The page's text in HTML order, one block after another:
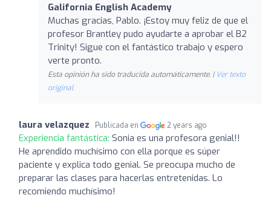
Galifornia English Academy
Muchas gracias, Pablo. ¡Estoy muy feliz de que el
profesor Brantley pudo ayudarte a aprobar el B2
Trinity! Sigue con el fantástico trabajo y espero
verte pronto.
Esta opinión ha sido traducida automáticamente. | Ver texto
original
laura velazquez Publicada en 2 years ago
Experiencia fantástica: Sonia es una profesora genial!!
He aprendido muchísimo con ella porque es súper
paciente y explica todo genial. Se preocupa mucho de
preparar las clases para hacerlas entretenidas. Lo
recomiendo muchísimo!